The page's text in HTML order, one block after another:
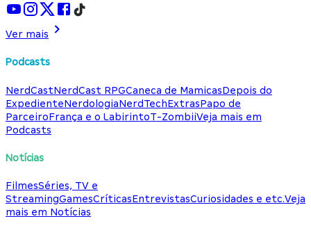
Ver mais
Podcasts
NerdCastNerdCast RPGCaneca de MamicasDepois do
ExpedienteNerdologiaNerdTechExtrasPapo de
ParceiroFrança e o LabirintoT-ZombiiVeja mais em
Podcasts
Notícias
FilmesSéries, TV e
StreamingGamesCríticasEntrevistasCuriosidades e etc.Veja
mais em Notícias